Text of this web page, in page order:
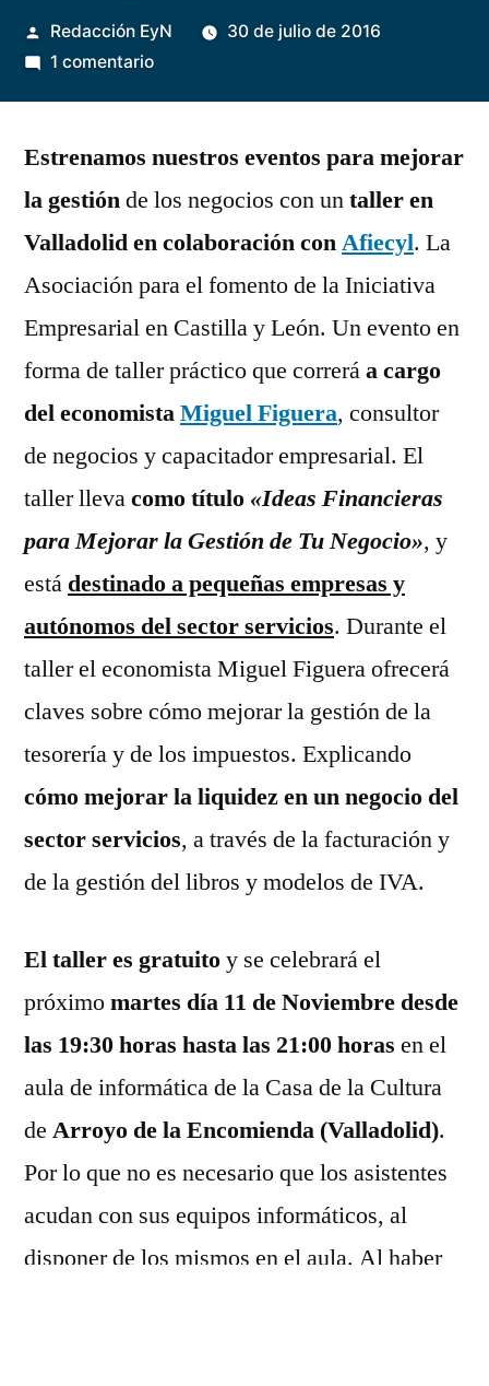
Publicado
por
Redacción EyN
30 de julio de 2016
1 comentarioen
sobre
financieras
para
mejorar
gestión
de
negocio
Estrenamos nuestros eventos para mejorar
la gestiónde los negocios con untaller en
Valladolid en colaboración conAfiecyl. La
Asociación para el fomento de la Iniciativa
Empresarial en Castilla y León. Un evento en
forma de taller práctico que correráa cargo
del economistaMiguel Figuera, consultor
de negocios y capacitador empresarial. El
taller llevacomo título «Ideas Financieras
para Mejorar la Gestión de Tu Negocio», y
está destinado a pequeñas empresas y
autónomos del sector servicios. Durante el
taller el economista Miguel Figuera ofrecerá
claves sobre cómo mejorar la gestión de la
tesorería y de los impuestos. Explicando
cómo mejorar la liquidez en un negocio del
sector servicios, a través de la facturación y
de la gestión del libros y modelos de IVA.
El taller es gratuitoy se celebrará el
próximomartes día 11 de Noviembre desde
las 19:30 horas hasta las 21:00 horas en el
aula de informática de la Casa de la Cultura
de Arroyo de la Encomienda (Valladolid).
Por lo que no es necesario que los asistentes
acudan con sus equipos informáticos, al
disponer de los mismos en el aula. Al haber